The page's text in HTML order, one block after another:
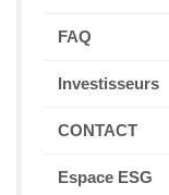
FAQ
Investisseurs
CONTACT
Espace ESG